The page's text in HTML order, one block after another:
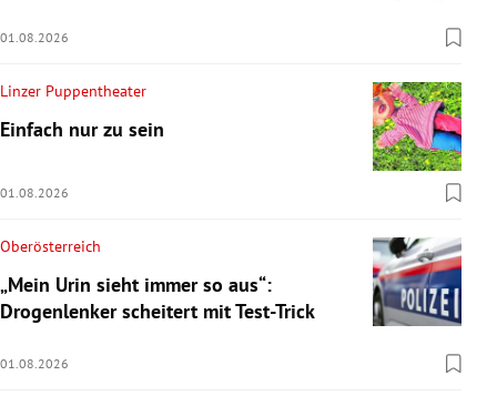
01.08.2026
Linzer Puppentheater
Einfach nur zu sein
01.08.2026
Oberösterreich
„Mein Urin sieht immer so aus“:
Drogenlenker scheitert mit Test-Trick
01.08.2026